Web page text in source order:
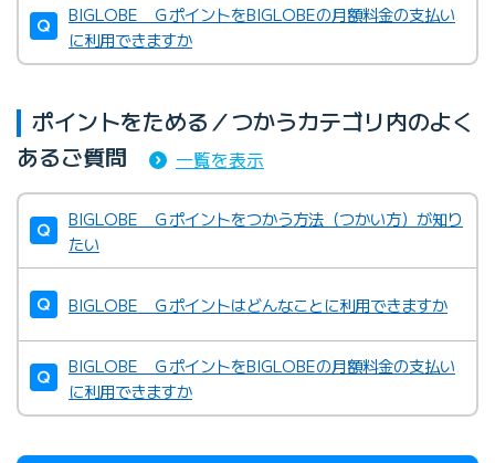
BIGLOBE ＧポイントをBIGLOBEの月額料金の支払い
に利用できますか
ポイントをためる／つかうカテゴリ内のよく
あるご質問
一覧を表示
BIGLOBE Ｇポイントをつかう方法（つかい方）が知り
たい
BIGLOBE Ｇポイントはどんなことに利用できますか
BIGLOBE ＧポイントをBIGLOBEの月額料金の支払い
に利用できますか